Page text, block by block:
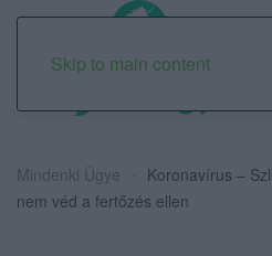
Skip to main content
Mindenki Ügye
Koronavírus –
nem véd a fertőzés ellen